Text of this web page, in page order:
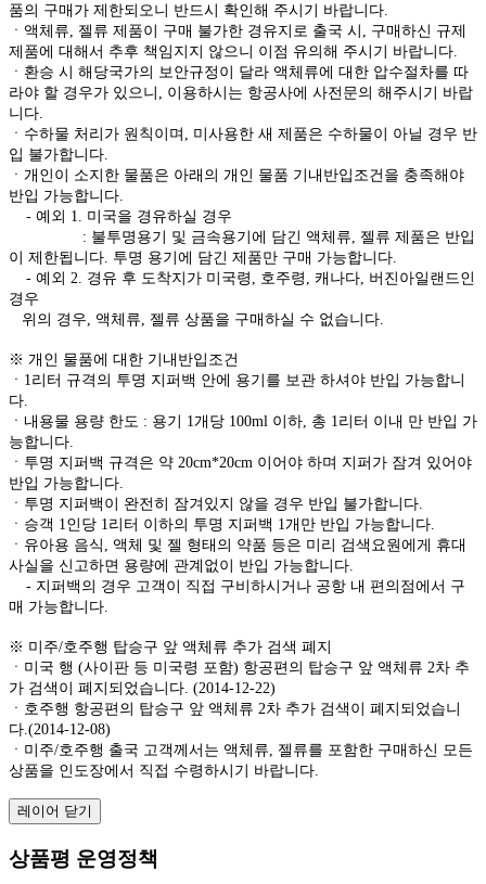
품의 구매가 제한되오니 반드시 확인해 주시기 바랍니다.
ㆍ액체류, 젤류 제품이 구매 불가한 경유지로 출국 시, 구매하신 규제
제품에 대해서 추후 책임지지 않으니 이점 유의해 주시기 바랍니다.
ㆍ환승 시 해당국가의 보안규정이 달라 액체류에 대한 압수절차를 따
라야 할 경우가 있으니, 이용하시는 항공사에 사전문의 해주시기 바랍
니다.
ㆍ수하물 처리가 원칙이며, 미사용한 새 제품은 수하물이 아닐 경우 반
입 불가합니다.
ㆍ개인이 소지한 물품은 아래의 개인 물품 기내반입조건을 충족해야
반입 가능합니다.
- 예외 1. 미국을 경유하실 경우
: 불투명용기 및 금속용기에 담긴 액체류, 젤류 제품은 반입
이 제한됩니다. 투명 용기에 담긴 제품만 구매 가능합니다.
- 예외 2. 경유 후 도착지가 미국령, 호주령, 캐나다, 버진아일랜드인
경우
위의 경우, 액체류, 젤류 상품을 구매하실 수 없습니다.
※ 개인 물품에 대한 기내반입조건
ㆍ1리터 규격의 투명 지퍼백 안에 용기를 보관 하셔야 반입 가능합니
다.
ㆍ내용물 용량 한도 : 용기 1개당 100ml 이하, 총 1리터 이내 만 반입 가
능합니다.
ㆍ투명 지퍼백 규격은 약 20cm*20cm 이어야 하며 지퍼가 잠겨 있어야
반입 가능합니다.
ㆍ투명 지퍼백이 완전히 잠겨있지 않을 경우 반입 불가합니다.
ㆍ승객 1인당 1리터 이하의 투명 지퍼백 1개만 반입 가능합니다.
ㆍ유아용 음식, 액체 및 젤 형태의 약품 등은 미리 검색요원에게 휴대
사실을 신고하면 용량에 관계없이 반입 가능합니다.
- 지퍼백의 경우 고객이 직접 구비하시거나 공항 내 편의점에서 구
매 가능합니다.
※ 미주/호주행 탑승구 앞 액체류 추가 검색 폐지
ㆍ미국 행 (사이판 등 미국령 포함) 항공편의 탑승구 앞 액체류 2차 추
가 검색이 폐지되었습니다. (2014-12-22)
ㆍ호주행 항공편의 탑승구 앞 액체류 2차 추가 검색이 폐지되었습니
다.(2014-12-08)
ㆍ미주/호주행 출국 고객께서는 액체류, 젤류를 포함한 구매하신 모든
상품을 인도장에서 직접 수령하시기 바랍니다.
레이어 닫기
상품평 운영정책